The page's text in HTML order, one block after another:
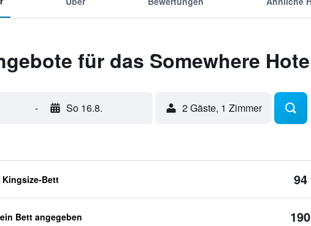
für das Somewhere
- So 16.8. 2 Gäste, 1 Zimmer
Kingsize-Bett 94
Bett angegeben